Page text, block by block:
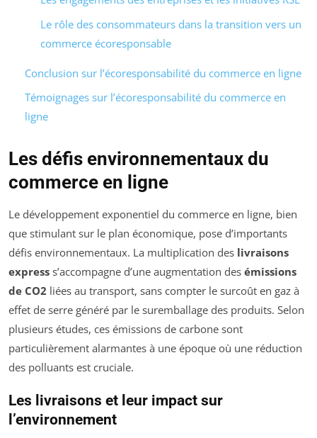
Le rôle des consommateurs dans la transition vers un
commerce écoresponsable
Conclusion sur l’écoresponsabilité du commerce en ligne
Témoignages sur l’écoresponsabilité du commerce en
ligne
Les défis environnementaux du
commerce en ligne
Le développement exponentiel du commerce en ligne, bien
que stimulant sur le plan économique, pose d’importants
défis environnementaux. La multiplication des livraisons
express s’accompagne d’une augmentation des émissions
de CO2 liées au transport, sans compter le surcoût en gaz à
effet de serre généré par le suremballage des produits. Selon
plusieurs études, ces émissions de carbone sont
particulièrement alarmantes à une époque où une réduction
des polluants est cruciale.
Les livraisons et leur impact sur
l’environnement